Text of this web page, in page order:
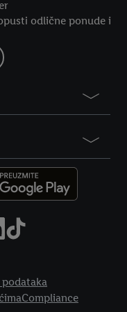
odlične ponude i
Compliance